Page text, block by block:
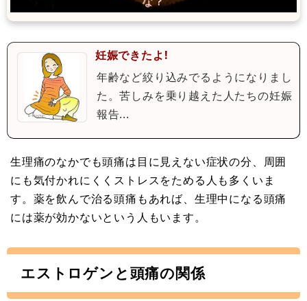
妊娠できたよ!
年齢など絞り込みでるようになりまし
た。苦しみを乗り越えた人たちの妊娠
報告...
生理痛のなかでも頭痛は目に見えない症状の分、周囲
にも気付かれにくくストレスをためる人も多くいま
す。薬を飲んで治る頭痛もあれば、生理中になる頭痛
には薬が効かないという人もいます。
エストロゲンと頭痛の関係